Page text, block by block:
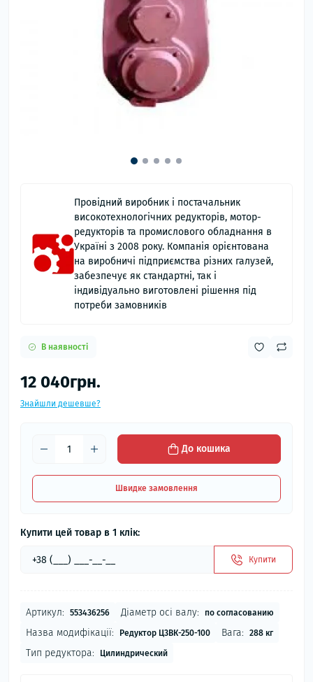
Провідний виробник і постачальник
високотехнологічних редукторів, мотор-
редукторів та промислового обладнання в
Україні з 2008 року. Компанія орієнтована
на виробничі підприємства різних галузей,
забезпечує як стандартні, так і
індивідуально виготовлені рішення під
потреби замовників
В наявності
12 040грн.
Знайшли дешевше?
До кошика
Швидке замовлення
Купити цей товар в 1 клік:
Купити
Артикул: 553436256 Діаметр осі валу: по согласованию
Назва модифікації: Редуктор Ц3ВК-250-100 Вага: 288 кг
Тип редуктора: Цилиндрический